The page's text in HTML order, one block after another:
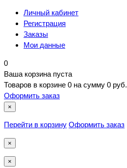
Личный кабинет
Регистрация
Заказы
Мои данные
0
Ваша корзина пуста
Товаров в корзине 0 на сумму 0 руб.
Оформить заказ
×
Перейти в корзину Оформить заказ
×
×